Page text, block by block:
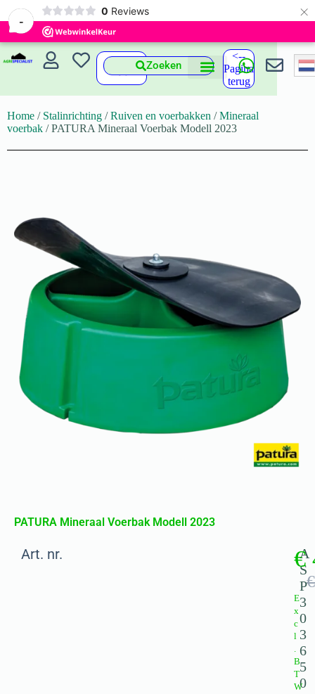
-
0 Reviews ×
Zoeken
<--
Pagina
terug
Home / Stalinrichting /Ruiven en voerbakken /Mineraal
voerbak / PATURA Mineraal Voerbak Modell 2023
PATURA Mineraal Voerbak Modell 2023
Art. nr.
A
S
P
3
0
3
6
5
0
€
€
E
x
c
l
.
B
T
W